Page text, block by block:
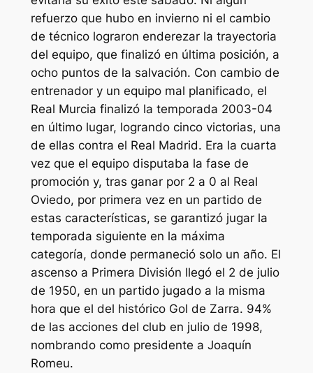
refuerzo que hubo en invierno ni el cambio
de técnico lograron enderezar la trayectoria
del equipo, que finalizó en última posición, a
ocho puntos de la salvación. Con cambio de
entrenador y un equipo mal planificado, el
Real Murcia finalizó la temporada 2003-04
en último lugar, logrando cinco victorias, una
de ellas contra el Real Madrid. Era la cuarta
vez que el equipo disputaba la fase de
promoción y, tras ganar por 2 a 0 al Real
Oviedo, por primera vez en un partido de
estas características, se garantizó jugar la
temporada siguiente en la máxima
categoría, donde permaneció solo un año. El
ascenso a Primera División llegó el 2 de julio
de 1950, en un partido jugado a la misma
hora que el del histórico Gol de Zarra. 94%
de las acciones del club en julio de 1998,
nombrando como presidente a Joaquín
Romeu.